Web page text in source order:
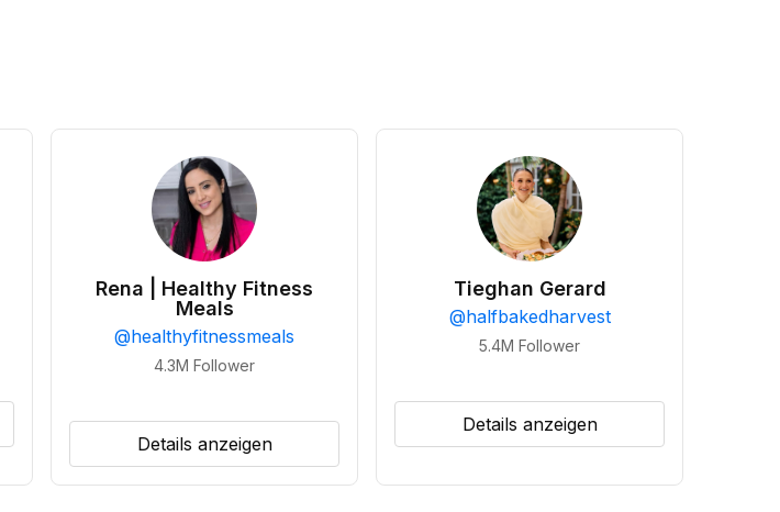
Rena | Healthy Fitness
Meals
@healthyfitnessmeals
4.3M Follower
Details anzeigen
Tieghan Gerard
@halfbakedharvest
5.4M Follower
Details anzeigen